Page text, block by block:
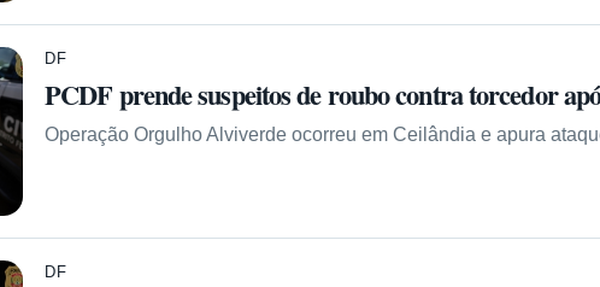
DF
PCDF prende suspeitos de roubo contra torcedor
Operação Orgulho Alviverde ocorreu em Ceilândia e apura
DF